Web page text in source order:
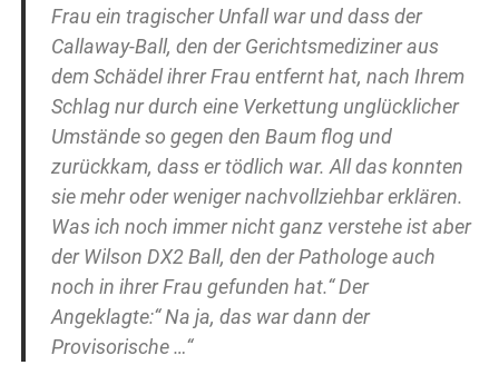
Frau ein tragischer Unfall war und dass der
Callaway-Ball, den der Gerichtsmediziner aus
dem Schädel ihrer Frau entfernt hat, nach Ihrem
Schlag nur durch eine Verkettung unglücklicher
Umstände so gegen den Baum flog und
zurückkam, dass er tödlich war. All das konnten
sie mehr oder weniger nachvollziehbar erklären.
Was ich noch immer nicht ganz verstehe ist aber
der Wilson DX2 Ball, den der Pathologe auch
noch in ihrer Frau gefunden hat.“ Der
Angeklagte:“ Na ja, das war dann der
Provisorische …“